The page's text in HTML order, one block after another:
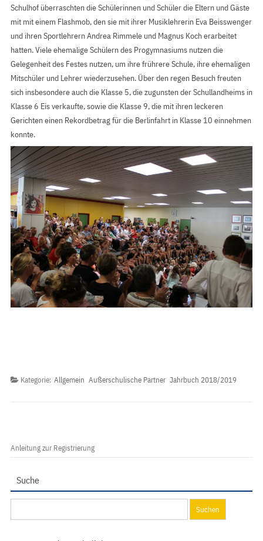
Schulhof überraschten die Schülerinnen und Schüler die Eltern und Gäste
mit mit einem Flashmob, den sie mit ihrer Musiklehrerin Eva Beisswenger
und ihren Sportlehrern Andrea Rimmele und Magnus Koch erarbeitet
hatten. Viele ehemalige Schülern des Progymnasiums nutzen die
Gelegenheit des Festes nutzen, um ihre frührere Schule, ihre ehemaligen
Mitschüler und Lehrer wiederzusehen. Über den regen Besuch freuten
sich insbesondere auch die Klasse 5, die zugunsten der Schullandheims in
Klasse 6 Eis verkaufte, sowie die Klasse 9, die mit ihren leckeren
Gerichten einen Rekordbetrag für die Berlinfahrt in Klasse 10 einnehmen
konnte.
Kategorie: Allgemein Außerschulische Partner Jahrbuch 2018/2019
Anleitung zur Registrierung
Suche
nach: